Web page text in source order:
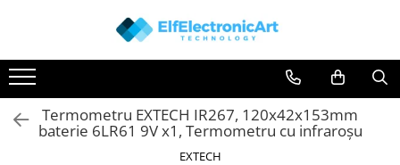
Toate Produsele
Audio
Auto
Instrumente de masura si control
Termometru EXTECH IR267, 120x42x153mm
baterie 6LR61 9V x1, Termometru cu infraroșu
EXTECH